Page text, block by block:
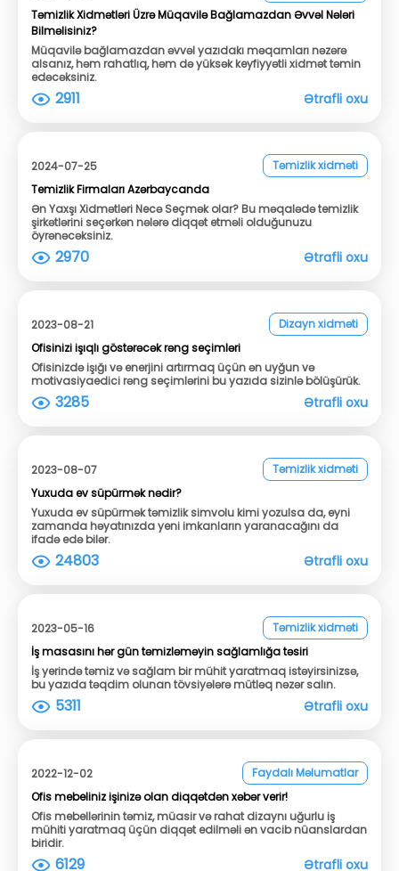
Təmizlik Xidmətləri Üzrə Müqavilə Bağlamazdan Əvvəl Nələri
Bilməlisiniz?
Müqavilə bağlamazdan əvvəl yazıdakı məqamları nəzərə
alsanız, həm rahatlıq, həm də yüksək keyfiyyətli xidmət təmin
edəcəksiniz.
2911 Ətrafli oxu
2024-07-25
Təmizlik xidməti
Temizlik Firmaları Azərbaycanda
Ən Yaxşı Xidmətləri Necə Seçmək olar? Bu məqalədə temizlik
şirkətlərini seçərkən nələrə diqqət etməli olduğunuzu
öyrənəcəksiniz.
2970 Ətrafli oxu
2023-08-21
Dizayn xidməti
Ofisinizi işıqlı göstərəcək rəng seçimləri
Ofisinizdə işığı və enerjini artırmaq üçün ən uyğun və
motivasiyaedici rəng seçimlərini bu yazıda sizinlə bölüşürük.
3285 Ətrafli oxu
2023-08-07
Təmizlik xidməti
Yuxuda ev süpürmək nədir?
Yuxuda ev süpürmək təmizlik simvolu kimi yozulsa da, eyni
zamanda həyatınızda yeni imkanların yaranacağını da
ifadə edə bilər.
24803 Ətrafli oxu
2023-05-16
Təmizlik xidməti
İş masasını hər gün təmizləməyin sağlamlığa təsiri
İş yerində təmiz və sağlam bir mühit yaratmaq istəyirsinizsə,
bu yazıda təqdim olunan tövsiyələrə mütləq nəzər salın.
5311 Ətrafli oxu
2022-12-02
Faydalı Məlumatlar
Ofis mebeliniz işinizə olan diqqətdən xəbər verir!
Ofis mebellərinin təmiz, müasir və rahat dizaynı uğurlu iş
mühiti yaratmaq üçün diqqət edilməli ən vacib nüanslardan
biridir.
6129 Ətrafli oxu